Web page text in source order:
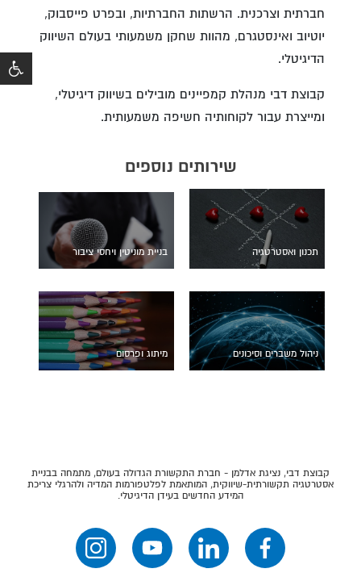
חברתית וצרכנית. הרשתות החברתיות, ובפרט פייסבוק,
יוטיוב ואינסטגרם, מהוות שחקן משמעותי בעולם השיווק
הדיגיטלי.
קבוצת דבי מנהלת קמפיינים מובילים בשיווק דיגיטלי,
ומייצרת עבור לקוחותיה חשיפה משמעותית.
שירותים נוספים
תכנון ואסטרטגיה בניית מוניטין ויחסי ציבור
ניהול משברים וסיכונים מיתוג ופרסום
קבוצת דבי, נציגת אדלמן - חברת התקשורת הגדולה בעולם, מתמחה בבניית
אסטרטגיה תקשורתית-שיווקית, המותאמת לפלטפורמות המדיה ולהרגלי צריכת
המידע החדשים בעידן הדיגיטלי.